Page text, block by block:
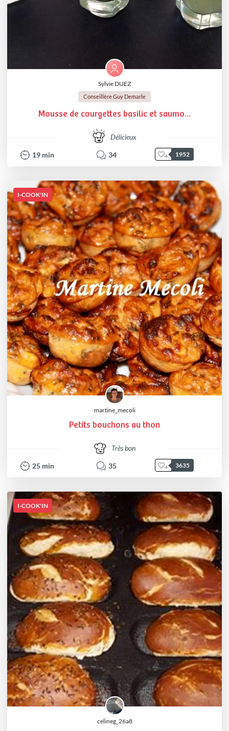
Sylvie DUEZ
Conseillère Guy Demarle
Mousse de courgettes basilic et saumo...
Délicieux
19 min 34 1952
I-COOK'IN
martine_mecoli
Petits bouchons au thon
Très bon
25 min 35 3635
I-COOK'IN
celineg_26a8